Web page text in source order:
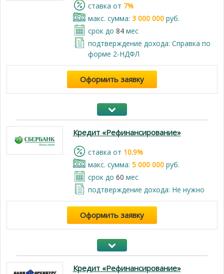
cтавка от 7%
макс. сумма: 3 000 000руб.
срок до 84мес
подтверждение дохода: Справка по
форме 2-НДФЛ
Оформить заявку
Кредит «Рефинансирование»
cтавка от 10.9%
макс. сумма: 5 000 000руб.
срок до 60 мес
подтверждение дохода: Не нужно
Оформить заявку
Кредит «Рефинансирование»